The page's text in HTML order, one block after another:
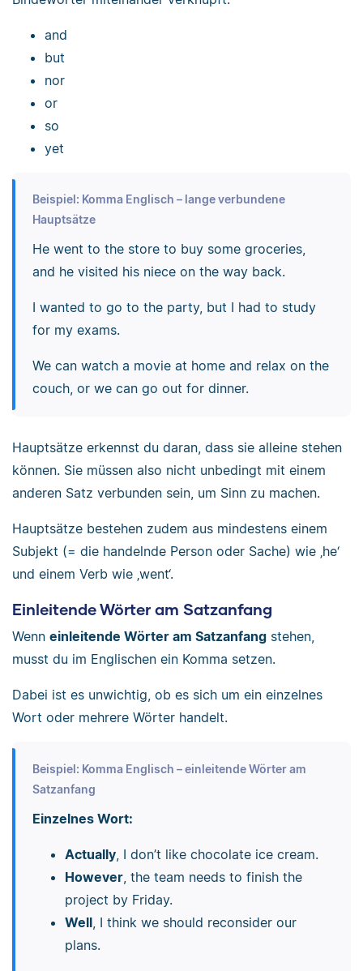
and
but
nor
or
so
yet
Beispiel: Komma Englisch – lange verbundene
Hauptsätze
He went to the store to buy some groceries,
and he visited his niece on the way back.
I wanted to go to the party, but I had to study
for my exams.
We can watch a movie at home and relax on the
couch, or we can go out for dinner.
Hauptsätze erkennst du daran, dass sie alleine stehen
können. Sie müssen also nicht unbedingt mit einem
anderen Satz verbunden sein, um Sinn zu machen.
Hauptsätze bestehen zudem aus mindestens einem
Subjekt (= die handelnde Person oder Sache) wie ‚he‘
und einem Verb wie ‚went‘.
Einleitende Wörter am Satzanfang
Wenn einleitende Wörter am Satzanfang stehen,
musst du im Englischen ein Komma setzen.
Dabei ist es unwichtig, ob es sich um ein einzelnes
Wort oder mehrere Wörter handelt.
Beispiel: Komma Englisch – einleitende Wörter am
Satzanfang
Einzelnes Wort:
Actually, I don’t like chocolate ice cream.
However, the team needs to finish the
project by Friday.
Well, I think we should reconsider our
plans.